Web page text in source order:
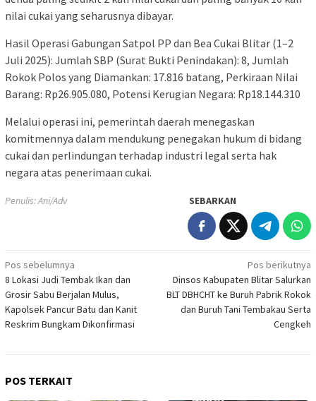
nilai cukai yang seharusnya dibayar.
Hasil Operasi Gabungan Satpol PP dan Bea Cukai Blitar (1–2
Juli 2025): Jumlah SBP (Surat Bukti Penindakan): 8, Jumlah
Rokok Polos yang Diamankan: 17.816 batang, Perkiraan Nilai
Barang: Rp26.905.080, Potensi Kerugian Negara: Rp18.144.310
Melalui operasi ini, pemerintah daerah menegaskan
komitmennya dalam mendukung penegakan hukum di bidang
cukai dan perlindungan terhadap industri legal serta hak
negara atas penerimaan cukai.
Penulis: Ani/Adv SEBARKAN
Navigasi
pos
Pos sebelumnya
8 Lokasi Judi Tembak Ikan dan
Grosir Sabu Berjalan Mulus,
Kapolsek Pancur Batu dan Kanit
Reskrim Bungkam Dikonfirmasi
Pos berikutnya
Dinsos Kabupaten Blitar Salurkan
BLT DBHCHT ke Buruh Pabrik Rokok
dan Buruh Tani Tembakau Serta
Cengkeh
POS TERKAIT